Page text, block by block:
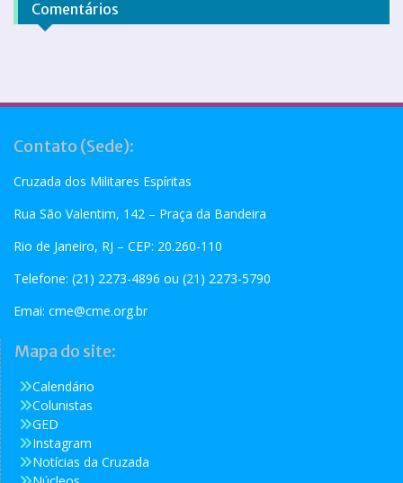
Comentários
Contato (Sede):
Cruzada dos Militares Espíritas
Rua São Valentim, 142 – Praça da Bandeira
Rio de Janeiro, RJ – CEP: 20.260-110
Telefone: (21) 2273-4896 ou (21) 2273-5790
Emai: cme@cme.org.br
Mapa do site:
Calendário
Colunistas
GED
Instagram
Notícias da Cruzada